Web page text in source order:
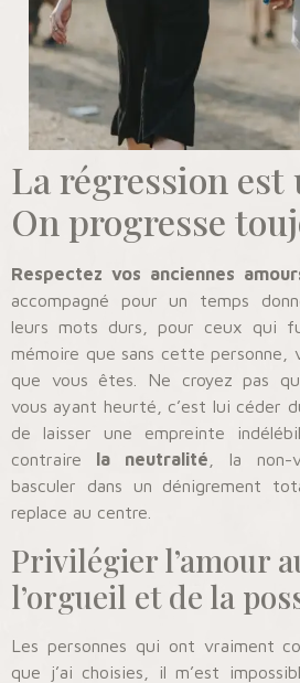
La régression est
On progresse
Respectez vos anciennes
accompagné pour un temps
leurs mots durs, pour ceux qui
mémoire que sans cette personne,
que vous êtes. Ne croyez pas
vous ayant heurté, c’est lui céder
de laisser une empreinte
contraire la neutralité , la non-
basculer dans un dénigrement
replace au centre.
Privilégier l’amour
l’orgueil et de la
Les personnes qui ont vraiment
que j’ai choisies, il m’est